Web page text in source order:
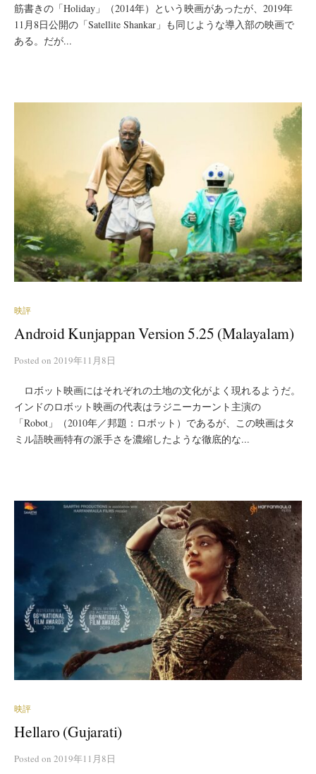
筋書きの「Holiday」（2014年）という映画があったが、2019年
11月8日公開の「Satellite Shankar」も同じような導入部の映画で
ある。だが...
映評
Android Kunjappan Version 5.25 (Malayalam)
Posted on 2019年11月8日
ロボット映画にはそれぞれの土地の文化がよく現れるようだ。
インドのロボット映画の代表はラジニーカーント主演の
「Robot」（2010年／邦題：ロボット）であるが、この映画はタ
ミル語映画特有の派手さを濃縮したような徹底的な...
映評
Hellaro (Gujarati)
Posted on 2019年11月8日